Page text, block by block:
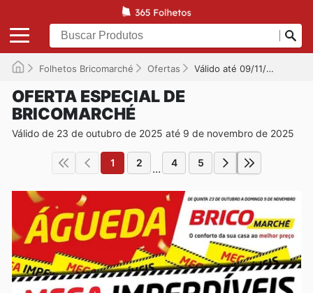
Folhetos Bricomarché Ofertas Válido até 09/11/2025
OFERTA ESPECIAL DE
BRICOMARCHÉ
Válido de 23 de outubro de 2025 até 9 de novembro de 2025
1 2 ... 4 5